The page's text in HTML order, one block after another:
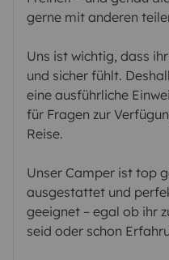
gerne mit anderen
Uns ist wichtig, dass
und sicher fühlt.
eine ausführliche
für Fragen zur
Reise.
Unser Camper ist top
ausgestattet und
geeignet – egal ob ihr
seid oder schon